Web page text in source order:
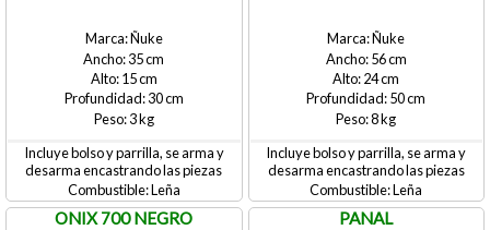
Ñuke
35
15
30
3
Incluye bolso y parrilla, se arma y
desarma encastrando las piezas
Leña
Ñuke
56
24
50
8
Incluye bolso y parrilla, se arma y
desarma encastrando las piezas
Leña
ONIX 700 NEGRO PANAL